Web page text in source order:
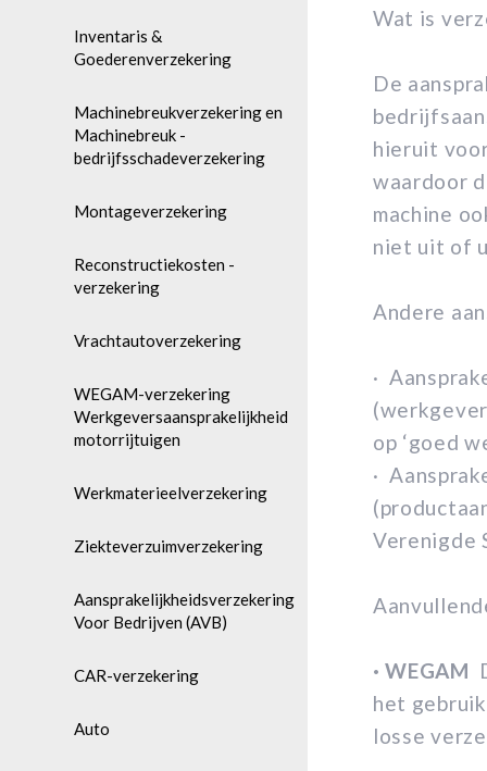
Inventaris &
Goederenverzekering
Machinebreukverzekering en
Machinebreuk -
bedrijfsschadeverzekering
Montageverzekering
Reconstructiekosten -
verzekering
Vrachtautoverzekering
WEGAM-verzekering
Werkgeversaansprakelijkheid
motorrijtuigen
Werkmaterieelverzekering
Ziekteverzuimverzekering
Aansprakelijkheidsverzekering
Voor Bedrijven (AVB)
CAR-verzekering
Auto
Wat is
De
hieruit
waardoor
machine
niet uit of
Andere
·
op ‘goed
·
Verenigde
· WEGAM
het
losse